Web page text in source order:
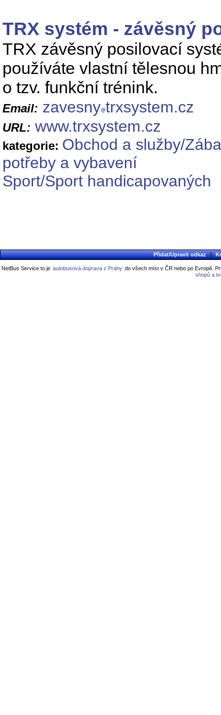
TRX systém - závěsný
TRX závěsný posilovací
používáte vlastní tělesnou
o tzv. funkční trénink.
Email: zavesny trxsystem.cz
URL: www.trxsystem.cz
kategorie: Obchod a služby/
potřeby a vybavení
Sport/Sport handicapovaných
Přidat/Upravit odkaz |
NetBus Service to je autobusová doprava z Prahy do všech míst v ČR nebo po Evropě.
shopů a